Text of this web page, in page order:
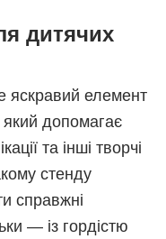
дитячих
яскравий елемент
допомагає
та інші творчі
стенду
справжні
— із гордістю